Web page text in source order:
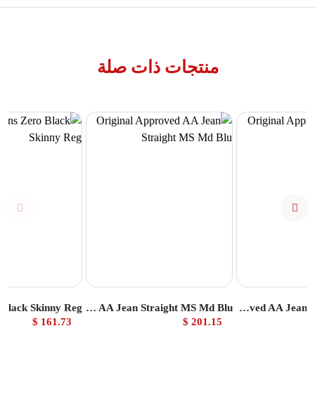
منتجات ذات صلة
Original Approved AA Jean Straight MS Ind عرض المنتج
Original Approved AA Jean Straight MS Md Blu
201.15 $
عرض المنتج
161.73 $